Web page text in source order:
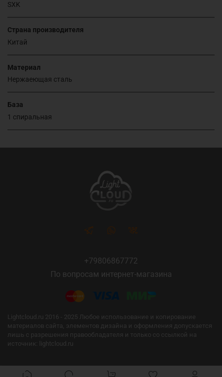
SXK
Страна производителя
Китай
Материал
Нержаеющая сталь
База
1 спиральная
+79806867772
По вопросам интернет-магазина
Lightcloud.ru 2016 - 2025 Любое использование и копирование
материалов сайта, элементов дизайна и оформления допускается
лишь с разрешения правообладателя и только со ссылкой на
источник: lightcloud.ru